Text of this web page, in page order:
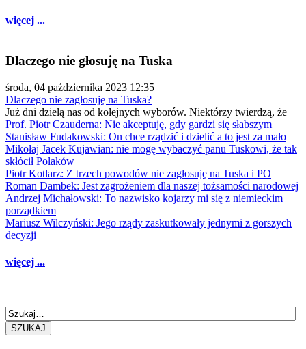
więcej ...
Dlaczego nie głosuję na Tuska
środa, 04 października 2023 12:35
Dlaczego nie zagłosuję na Tuska?
Już dni dzielą nas od kolejnych wyborów. Niektórzy twierdzą, że
Prof. Piotr Czauderna: Nie akceptuję, gdy gardzi się słabszym
Stanisław Fudakowski: On chce rządzić i dzielić a to jest za mało
Mikołaj Jacek Kujawian: nie mogę wybaczyć panu Tuskowi, że tak
skłócił Polaków
Piotr Kotlarz: Z trzech powodów nie zagłosuję na Tuska i PO
Roman Dambek: Jest zagrożeniem dla naszej tożsamości narodowej
Andrzej Michałowski: To nazwisko kojarzy mi się z niemieckim
porządkiem
Mariusz Wilczyński: Jego rządy zaskutkowały jednymi z gorszych
decyzji
więcej ...
SZUKAJ